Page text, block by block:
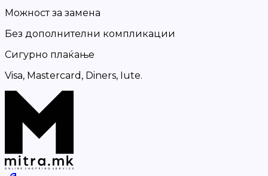
Можност за замена
Без дополнителни компликации
Сигурно плаќање
Visa, Mastercard, Diners, Iute.